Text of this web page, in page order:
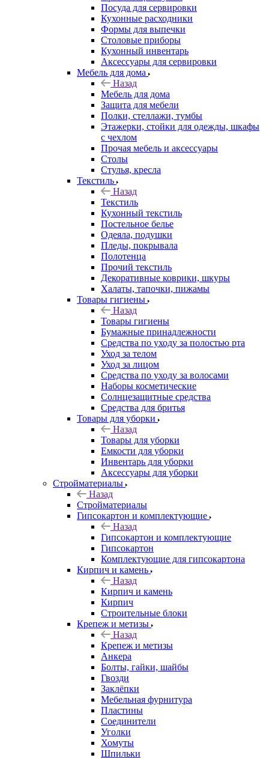
Посуда для сервировки
Кухонные расходники
Формы для выпечки
Столовые приборы
Кухонный инвентарь
Аксессуары для сервировки
Мебель для дома
Назад
Мебель для дома
Защита для мебели
Полки, стеллажи, тумбы
Этажерки, стойки для одежды, шкафы
с чехлом
Прочая мебель и аксессуары
Столы
Стулья, кресла
Текстиль
Назад
Текстиль
Кухонный текстиль
Постельное белье
Одеяла, подушки
Пледы, покрывала
Полотенца
Прочий текстиль
Декоративные коврики, шкуры
Халаты, тапочки, пижамы
Товары гигиены
Назад
Товары гигиены
Бумажные принадлежности
Средства по уходу за полостью рта
Уход за телом
Уход за лицом
Средства по уходу за волосами
Наборы косметические
Солнцезащитные средства
Средства для бритья
Товары для уборки
Назад
Товары для уборки
Емкости для уборки
Инвентарь для уборки
Аксессуары для уборки
Стройматериалы
Назад
Стройматериалы
Гипсокартон и комплектующие
Назад
Гипсокартон и комплектующие
Гипсокартон
Комплектующие для гипсокартона
Кирпич и камень
Назад
Кирпич и камень
Кирпич
Строительные блоки
Крепеж и метизы
Назад
Крепеж и метизы
Анкера
Болты, гайки, шайбы
Гвозди
Заклёпки
Мебельная фурнитура
Пластины
Соединители
Уголки
Хомуты
Шпильки